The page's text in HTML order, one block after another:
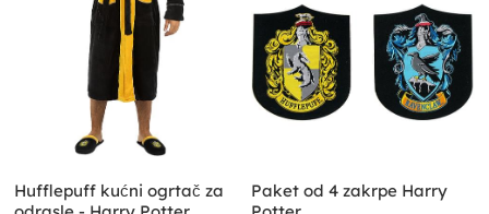
Hufflepuff kućni ogrtač za
Paket od 4 zakrpe Harry